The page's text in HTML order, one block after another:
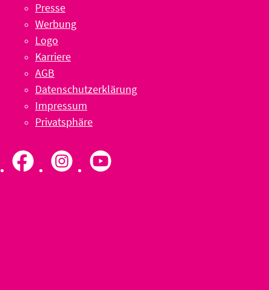
Presse
Werbung
Logo
Karriere
AGB
Datenschutzerklärung
Impressum
Privatsphäre